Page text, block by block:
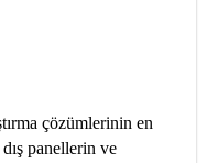
çözümlerinin en
panellerin ve